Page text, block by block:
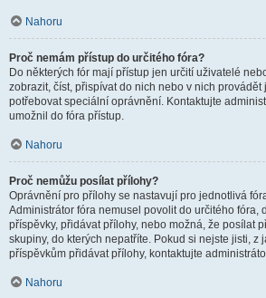
Nahoru
Proč nemám přístup do určitého fóra?
Do některých fór mají přístup jen určití uživatelé
zobrazit, číst, přispívat do nich nebo v nich provádět
potřebovat speciální oprávnění. Kontaktujte
umožnil do fóra přístup.
Nahoru
Proč nemůžu posílat přílohy?
Oprávnění pro přílohy se nastavují pro jednotlivá
Administrátor fóra nemusel povolit do určitého fóra,
příspěvky, přidávat přílohy, nebo možná, že posílat
skupiny, do kterých nepatříte. Pokud si nejste jisti, z
příspěvkům přidávat přílohy, kontaktujte
Nahoru